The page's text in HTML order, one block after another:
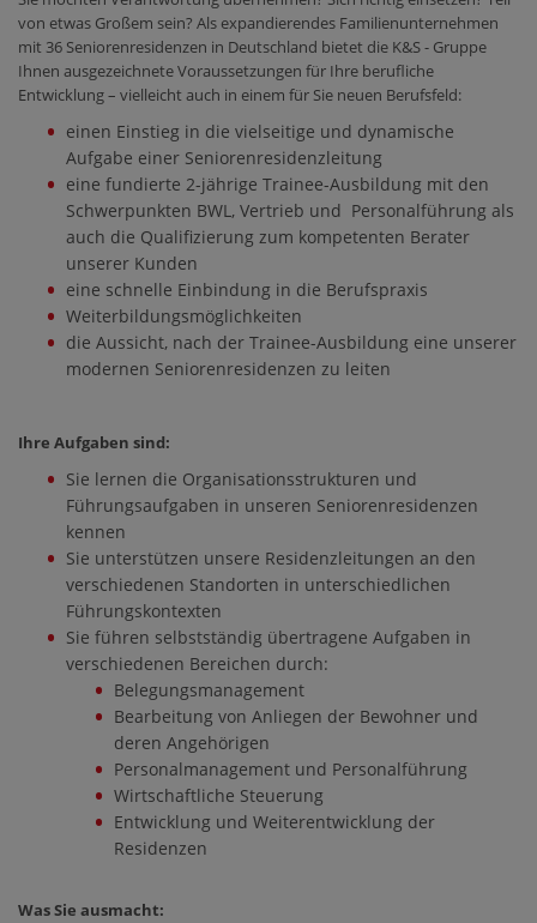
von etwas Großem sein? Als expandierendes Familienunternehmen
mit 36 Seniorenresidenzen in Deutschland bietet die K&S - Gruppe
Ihnen ausgezeichnete Voraussetzungen für Ihre berufliche
Entwicklung – vielleicht auch in einem für Sie neuen Berufsfeld:
einen Einstieg in die vielseitige und dynamische
Aufgabe einer Seniorenresidenzleitung
eine fundierte 2-jährige Trainee-Ausbildung mit den
Schwerpunkten BWL, Vertrieb und Personalführung als
auch die Qualifizierung zum kompetenten Berater
unserer Kunden
eine schnelle Einbindung in die Berufspraxis
Weiterbildungsmöglichkeiten
die Aussicht, nach der Trainee-Ausbildung eine unserer
modernen Seniorenresidenzen zu leiten
Ihre Aufgaben sind:
Sie lernen die Organisationsstrukturen und
Führungsaufgaben in unseren Seniorenresidenzen
kennen
Sie unterstützen unsere Residenzleitungen an den
verschiedenen Standorten in unterschiedlichen
Führungskontexten
Sie führen selbstständig übertragene Aufgaben in
verschiedenen Bereichen durch:
Belegungsmanagement
Bearbeitung von Anliegen der Bewohner und
deren Angehörigen
Personalmanagement und Personalführung
Wirtschaftliche Steuerung
Entwicklung und Weiterentwicklung der
Residenzen
Was Sie ausmacht: